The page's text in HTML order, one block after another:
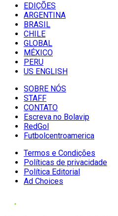
EDIÇÕES
ARGENTINA
BRASIL
CHILE
GLOBAL
MÉXICO
PERU
US ENGLISH
SOBRE NÓS
STAFF
CONTATO
Escreva no Bolavip
RedGol
Futbolcentroamerica
Termos e Condições
Políticas de privacidade
Política Editorial
Ad Choices